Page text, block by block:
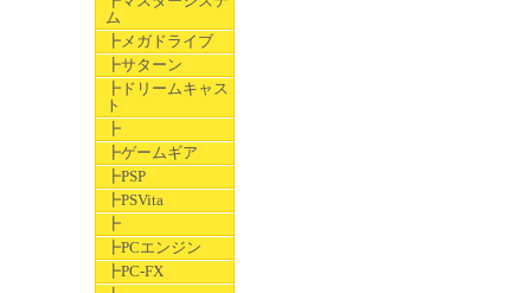
ム
┣メガドライブ
┣サターン
┣ドリームキャス
ト
┣
┣ゲームギア
┣PSP
┣PSVita
┣
┣PCエンジン
┣PC-FX